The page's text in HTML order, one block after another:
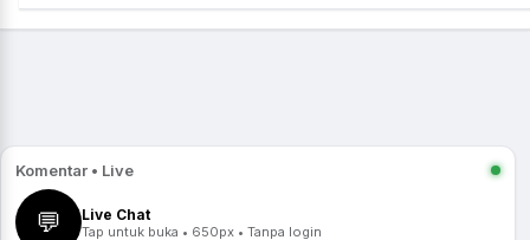
Komentar • Live
💬 Live Chat
Tap untuk buka • 650px • Tanpa login